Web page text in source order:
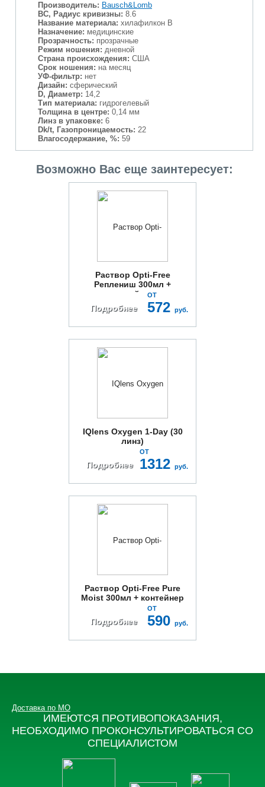
Производитель: Bausch&Lomb
BC, Радиус кривизны: 8.6
Название материала: хилафилкон В
Назначение: медицинские
Прозрачность: прозрачные
Режим ношения: дневной
Страна происхождения: США
Срок ношения: на месяц
УФ-фильтр: нет
Дизайн: сферический
D, Диаметр: 14,2
Тип материала: гидрогелевый
Толщина в центре: 0,14 мм
Линз в упаковке: 6
Dk/t, Газопроницаемость: 22
Влагосодержание, %: 59
Возможно Вас еще заинтересует:
Раствор Opti-Free
Реплениш 300мл +
контейнер
Подробнее
ОТ
572 руб.
IQlens Oxygen 1-Day (30
линз)
Подробнее
ОТ
1312 руб.
Раствор Opti-Free Pure
Moist 300мл + контейнер
Подробнее
ОТ
590 руб.
ИМЕЮТСЯ ПРОТИВОПОКАЗАНИЯ,
НЕОБХОДИМО ПРОКОНСУЛЬТИРОВАТЬСЯ СО
СПЕЦИАЛИСТОМ
Доставка по МО